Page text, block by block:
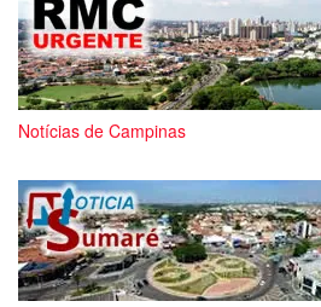
Notícias de Campinas